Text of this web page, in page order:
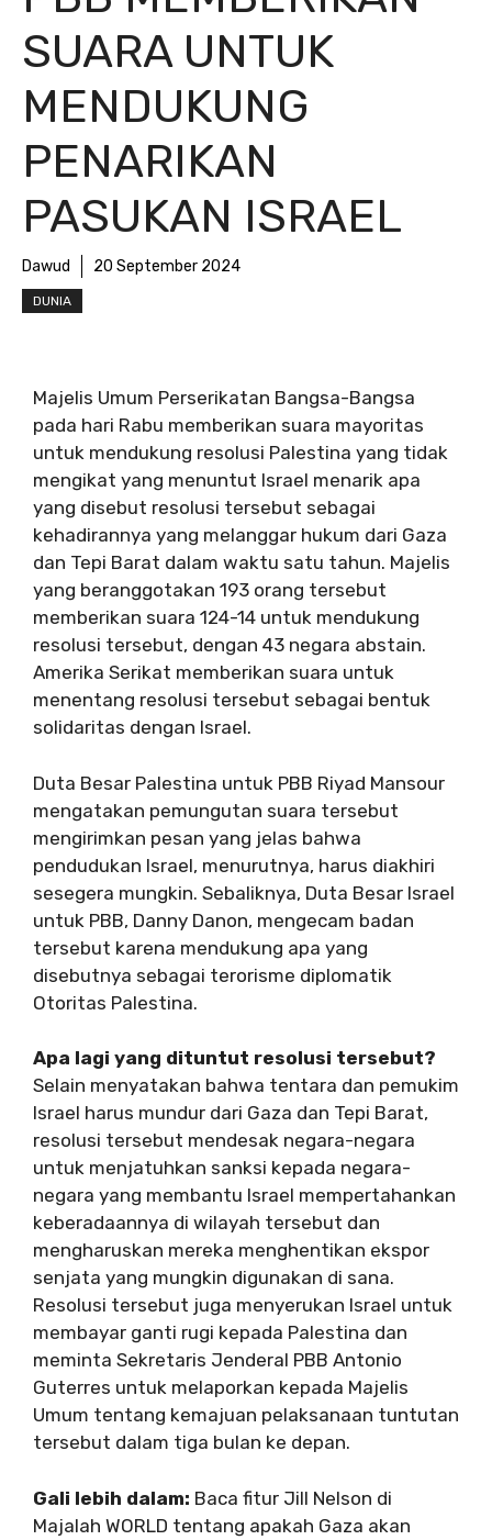
SUARA UNTUK
MENDUKUNG
PENARIKAN
PASUKAN ISRAEL
Dawud 20 September 2024
DUNIA
Majelis Umum Perserikatan Bangsa-Bangsa
pada hari Rabu memberikan suara mayoritas
untuk mendukung resolusi Palestina yang tidak
mengikat yang menuntut Israel menarik apa
yang disebut resolusi tersebut sebagai
kehadirannya yang melanggar hukum dari Gaza
dan Tepi Barat dalam waktu satu tahun. Majelis
yang beranggotakan 193 orang tersebut
memberikan suara 124-14 untuk mendukung
resolusi tersebut, dengan 43 negara abstain.
Amerika Serikat memberikan suara untuk
menentang resolusi tersebut sebagai bentuk
solidaritas dengan Israel.
Duta Besar Palestina untuk PBB Riyad Mansour
mengatakan pemungutan suara tersebut
mengirimkan pesan yang jelas bahwa
pendudukan Israel, menurutnya, harus diakhiri
sesegera mungkin. Sebaliknya, Duta Besar Israel
untuk PBB, Danny Danon, mengecam badan
tersebut karena mendukung apa yang
disebutnya sebagai terorisme diplomatik
Otoritas Palestina.
Apa lagi yang dituntut resolusi tersebut?
Selain menyatakan bahwa tentara dan pemukim
Israel harus mundur dari Gaza dan Tepi Barat,
resolusi tersebut mendesak negara-negara
untuk menjatuhkan sanksi kepada negara-
negara yang membantu Israel mempertahankan
keberadaannya di wilayah tersebut dan
mengharuskan mereka menghentikan ekspor
senjata yang mungkin digunakan di sana.
Resolusi tersebut juga menyerukan Israel untuk
membayar ganti rugi kepada Palestina dan
meminta Sekretaris Jenderal PBB Antonio
Guterres untuk melaporkan kepada Majelis
Umum tentang kemajuan pelaksanaan tuntutan
tersebut dalam tiga bulan ke depan.
Gali lebih dalam: Baca fitur Jill Nelson di
Majalah WORLD tentang apakah Gaza akan